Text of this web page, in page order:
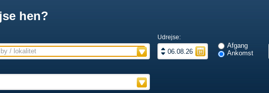
hen?
/ lokalitet
Udrejse:
Afgang
Ankomst